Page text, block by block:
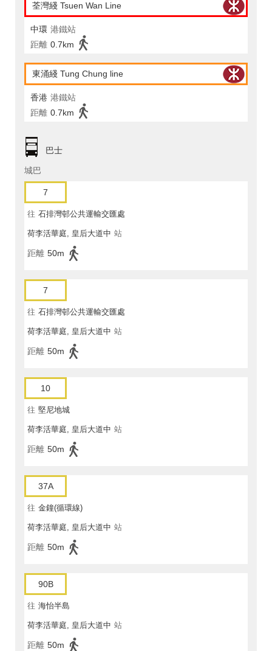
荃灣綫 Tsuen Wan Line
中環 港鐵站
距離 0.7km
東涌綫 Tung Chung line
香港 港鐵站
距離 0.7km
巴士
城巴
7
往 石排灣邨公共運輸交匯處
荷李活華庭, 皇后大道中 站
距離 50m
7
往 石排灣邨公共運輸交匯處
荷李活華庭, 皇后大道中 站
距離 50m
10
往 堅尼地城
荷李活華庭, 皇后大道中 站
距離 50m
37A
往 金鐘(循環線)
荷李活華庭, 皇后大道中 站
距離 50m
90B
往 海怡半島
荷李活華庭, 皇后大道中 站
距離 50m